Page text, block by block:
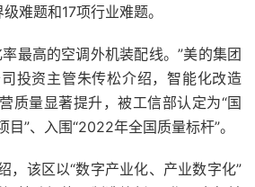
难题和17项行业难题。
最高的空调外机装配线。”美的集团
投资主管朱传松介绍，智能化改造
质量显著提升，被工信部认定为“国
”、入围“2022年全国质量标杆”。
，该区以“数字产业化、产业数字化”